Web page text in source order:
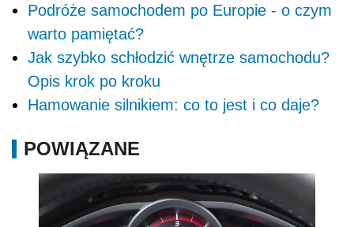
Podróże samochodem po Europie - o czym
warto pamiętać?
Jak szybko schłodzić wnętrze samochodu?
Opis krok po kroku
Hamowanie silnikiem: co to jest i co daje?
POWIĄZANE